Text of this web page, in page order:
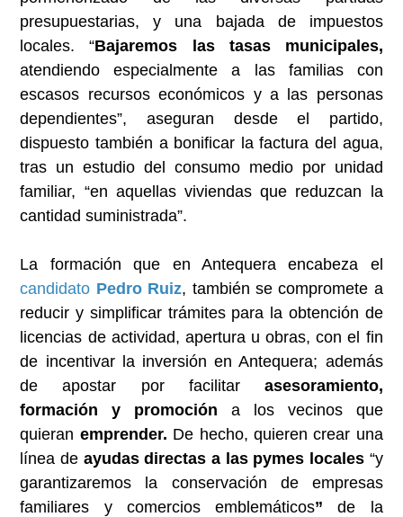
presupuestarias, y una bajada de impuestos
locales. “Bajaremos las tasas municipales,
atendiendo especialmente a las familias con
escasos recursos económicos y a las personas
dependientes”, aseguran desde el partido,
dispuesto también a bonificar la factura del agua,
tras un estudio del consumo medio por unidad
familiar, “en aquellas viviendas que reduzcan la
cantidad suministrada”.
La formación que en Antequera encabeza el
candidato Pedro Ruiz, también se compromete a
reducir y simplificar trámites para la obtención de
licencias de actividad, apertura u obras, con el fin
de incentivar la inversión en Antequera; además
de apostar por facilitarasesoramiento,
formación y promoción a los vecinos que
quieran emprender. De hecho, quieren crear una
línea de ayudas directas a las pymes locales“y
garantizaremos la conservación de empresas
familiares y comercios emblemáticos” de la